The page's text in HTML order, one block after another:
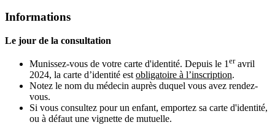
Informations
Le jour de la consultation
Munissez-vous de votre carte d'identité. Depuis le 1 eravril
2024, la carte d’identité est obligatoire à l’inscription.
Notez le nom du médecin auprès duquel vous avez rendez-
vous.
Si vous consultez pour un enfant, emportez sa carte d'identité,
ou à défaut une vignette de mutuelle.